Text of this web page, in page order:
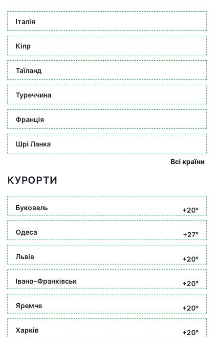
Італія
Кіпр
Таїланд
Туреччина
Франція
Шрі Ланка
Всі країни
КУРОРТИ
Буковель +20°
Одеса +27°
Львів +20°
Івано-Франківськ +20°
Яремче +20°
Харків
+20°